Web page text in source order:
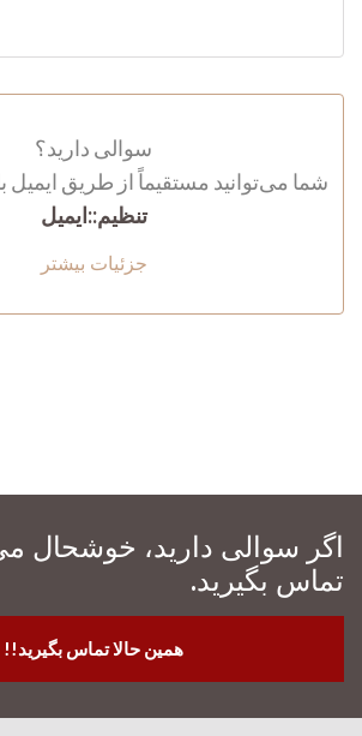
سوالی دارید؟
شما می‌توانید مستقیماً از طریق ایمیل
تنظیم::ایمیل
جزئیات بیشتر
اگر سوالی دارید، خوشحال
تماس بگیرید.
همین حالا تماس بگیرید!!